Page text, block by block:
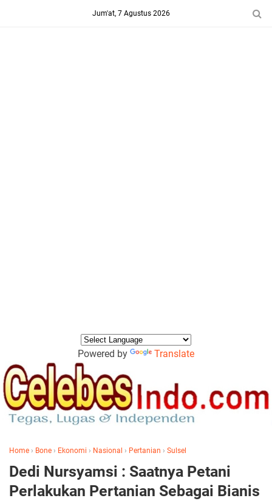
Jum'at, 7 Agustus 2026
Powered by Translate
Home › Bone › Ekonomi › Nasional › Pertanian › Sulsel
Dedi Nursyamsi : Saatnya Petani
Perlakukan Pertanian Sebagai Bianis